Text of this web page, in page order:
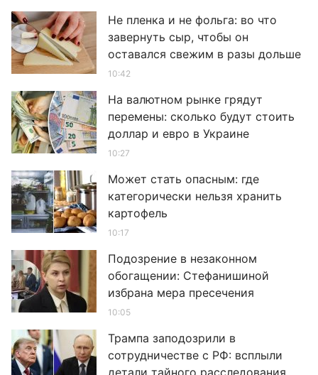
Не пленка и не фольга: во что
завернуть сыр, чтобы он
оставался свежим в разы дольше
10:42
На валютном рынке грядут
перемены: сколько будут стоить
доллар и евро в Украине
10:27
Может стать опасным: где
категорически нельзя хранить
картофель
10:17
Подозрение в незаконном
обогащении: Стефанишиной
избрана мера пресечения
10:05
Трампа заподозрили в
сотрудничестве с РФ: всплыли
детали тайного расследования